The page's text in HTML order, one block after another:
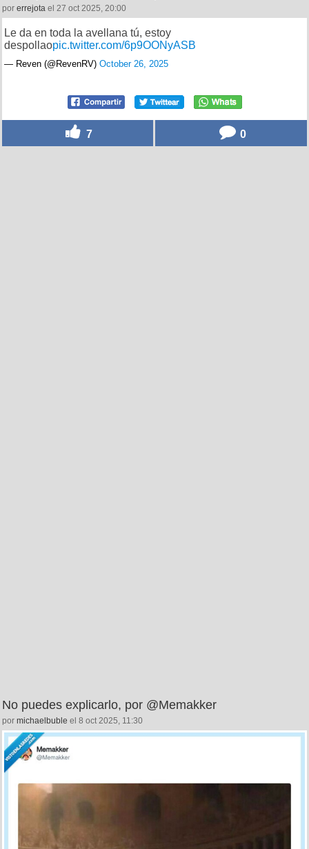
por errejota el 27 oct 2025, 20:00
Le da en toda la avellana tú, estoy
despollaopic.twitter.com/6p9OONyASB
— Rеvеn (@RevenRV) October 26, 2025
7 0
No puedes explicarlo, por @Memakker
por michaelbuble el 8 oct 2025, 11:30